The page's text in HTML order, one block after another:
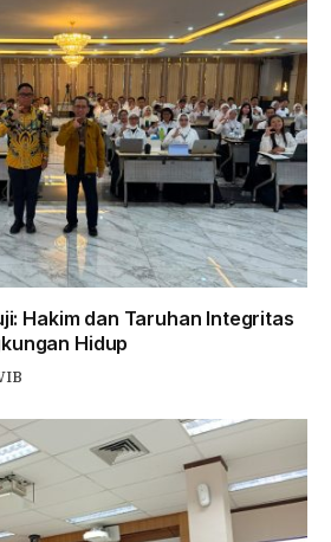
Hakim dan Taruhan Integritas
Hidup